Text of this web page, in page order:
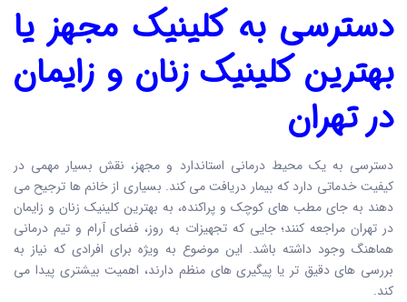
دسترسی به کلینیک مجهز یا
بهترین کلینیک زنان و زایمان
در تهران
دسترسی به یک محیط درمانی استاندارد و مجهز، نقش بسیار مهمی در
کیفیت خدماتی دارد که بیمار دریافت می کند. بسیاری از خانم ها ترجیح می
دهند به جای مطب های کوچک و پراکنده، به بهترین کلینیک زنان و زایمان
در تهران مراجعه کنند؛ جایی که تجهیزات به روز، فضای آرام و تیم درمانی
هماهنگ وجود داشته باشد. این موضوع به ویژه برای افرادی که نیاز به
بررسی های دقیق تر یا پیگیری های منظم دارند، اهمیت بیشتری پیدا می
کند.